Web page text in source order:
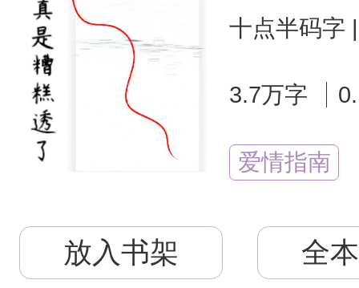
十点半码字
3.7万字
爱情指南
放入书架 全